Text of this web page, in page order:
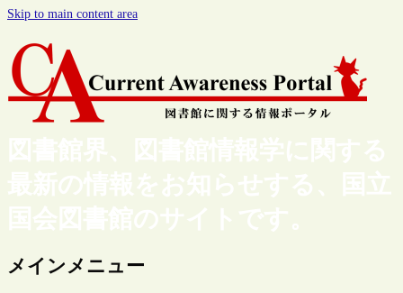
Skip to main content area
図書館界、図書館情報学に関する
最新の情報をお知らせする、国立
国会図書館のサイトです。
メインメニュー